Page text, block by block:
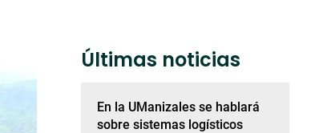
Últimas noticias
En la UManizales se hablará
sobre sistemas logísticos